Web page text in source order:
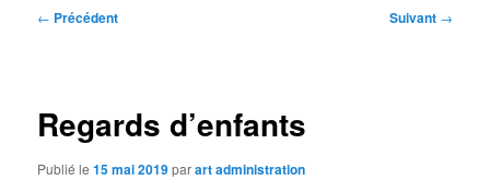
Navigation
← Précédent Suivant →
Regards d’enfants
Publié le15 mai 2019parart administration